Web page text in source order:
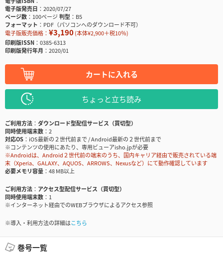
電子版発売日
2020/07/27
ページ数
100ページ判型
B5
フォーマット
PDF（パソコンへのダウンロード不可）
電子版販売価格： ¥3,190(本体¥2,900＋税10％)
印刷版ISSN
0385-6313
印刷版発行年月
2020/01
カートに入れる
ちょっと立ち読み
ご利用方法
ダウンロード型配信サービス（買切型）
同時使用端末数
2
対応OS
iOS最新の２世代前まで / Android最新の２世代前まで
※コンテンツの使用にあたり、専用ビューアisho.jpが必要
※Androidは、Android２世代前の端末のうち、国内キャリア経由で販売されている端
末（Xperia、GALAXY、AQUOS、ARROWS、Nexusなど）にて動作確認しています
必要メモリ容量
48 MB以上
ご利用方法
アクセス型配信サービス（買切型）
同時使用端末数
1
※インターネット経由でのWEBブラウザによるアクセス参照
※導入・利用方法の詳細はこちら
巻号一覧